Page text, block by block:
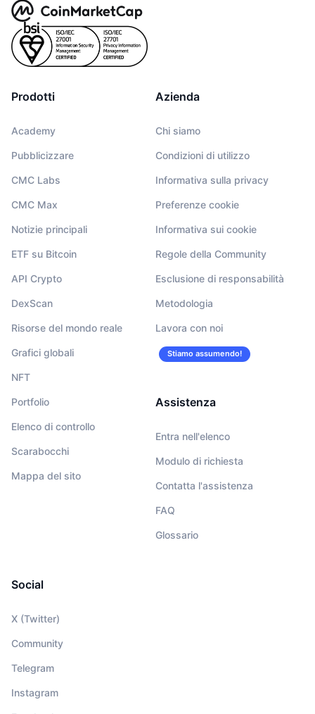
Prodotti
Academy
Pubblicizzare
CMC Labs
CMC Max
Notizie principali
ETF su Bitcoin
API Crypto
DexScan
Risorse del mondo reale
Grafici globali
NFT
Portfolio
Elenco di controllo
Scarabocchi
Mappa del sito
Azienda
Chi siamo
Condizioni di utilizzo
Informativa sulla privacy
Preferenze cookie
Informativa sui cookie
Regole della Community
Esclusione di responsabilità
Metodologia
Lavora con noi
Stiamo assumendo!
Assistenza
Entra nell'elenco
Modulo di richiesta
Contatta l'assistenza
FAQ
Glossario
Social
X (Twitter)
Community
Telegram
Instagram